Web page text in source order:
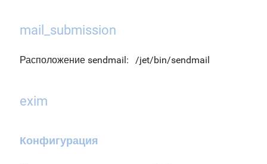
mail_submission
Расположение sendmail: /jet/bin/sendmail
exim
Конфигурация